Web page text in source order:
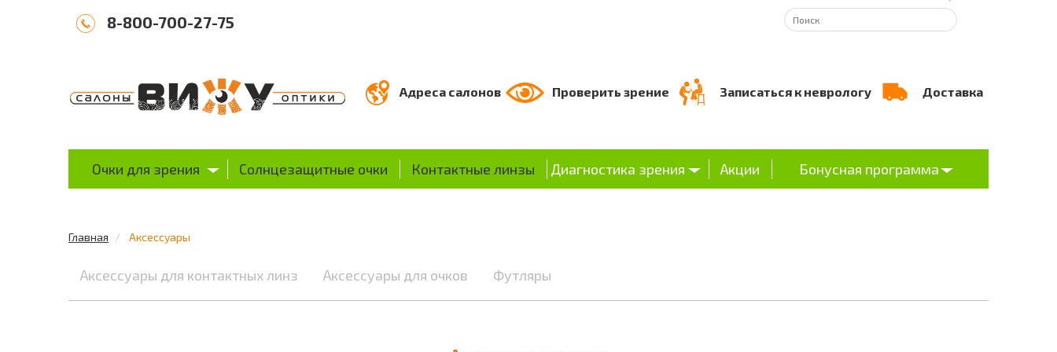
8-800-700-27-75
Адреса салонов Проверить зрение Записаться к неврологу Доставка
Очки для зрения Солнцезащитные очки Контактные линзы Диагностика зрения Акции Бонусная программа
Главная Аксессуары
Аксессуары для контактных линз Аксессуары для очков Футляры